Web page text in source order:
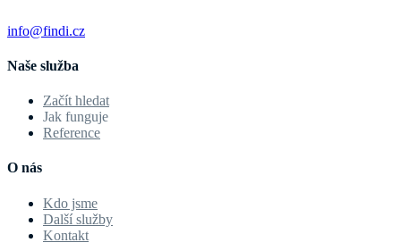
info@findi.cz
Naše služba
Začít hledat
Jak funguje
Reference
O nás
Kdo jsme
Další služby
Kontakt